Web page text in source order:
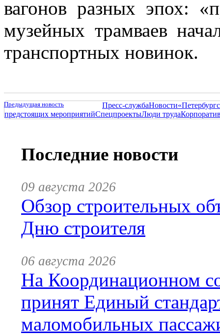
вагонов разных эпох:
музейных трамваев
транспортных новинок.
Предыдущая новость Пресс-службаНовости
предстоящих мероприятийСпецпроектыЛюди труда
Последние новости
09 августа 2026
Обзор строительных
Дню строителя
06 августа 2026
На Координационном
принят Единый
маломобильных